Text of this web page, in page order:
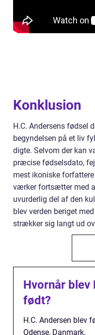
Konklusion
H.C. Andersens fødsel
begyndelsen på et liv
digte. Selvom der kan
præcise fødselsdato,
mest ikoniske
værker fortsætter med
uvurderlig del af den
blev verden beriget
strækker sig langt ud
Hvornår blev
født?
H.C. Andersen blev
Odense, Danmark.